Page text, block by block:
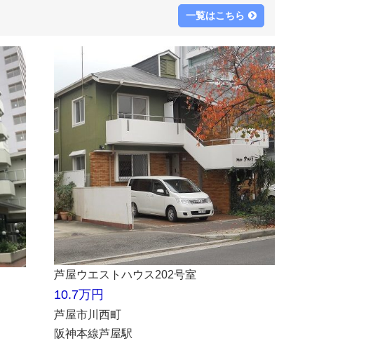
一覧はこちら
芦屋ウエストハウス202号室
10.7万円
芦屋市川西町
阪神本線芦屋駅